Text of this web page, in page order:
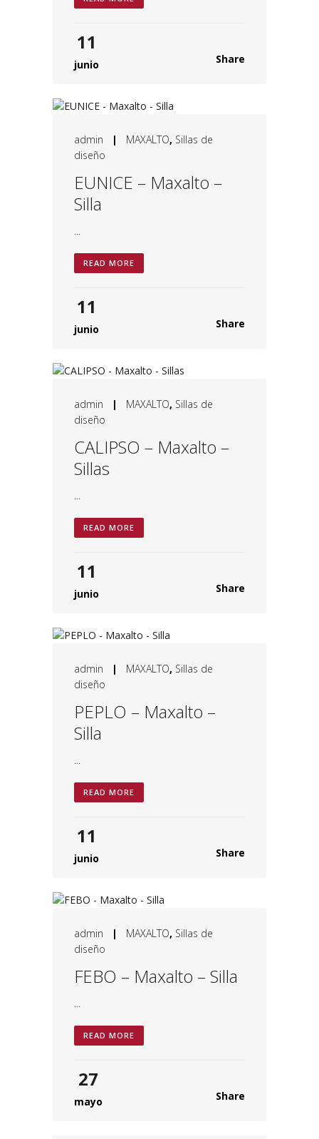
11
junio Share
admin | MAXALTO, Sillas de
diseño
EUNICE – Maxalto –
Silla
...
READ MORE
11
junio Share
admin | MAXALTO, Sillas de
diseño
CALIPSO – Maxalto –
Sillas
...
READ MORE
11
junio Share
admin | MAXALTO, Sillas de
diseño
PEPLO – Maxalto –
Silla
...
READ MORE
11
junio Share
admin | MAXALTO, Sillas de
diseño
FEBO – Maxalto – Silla
...
READ MORE
27
mayo Share